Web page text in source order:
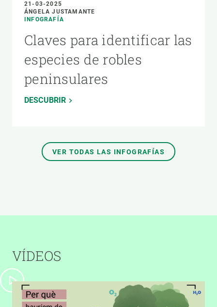
21-03-2025
ÁNGELA JUSTAMANTE
INFOGRAFÍA
Claves para identificar las
especies de robles
peninsulares
DESCUBRIR
VER TODAS LAS INFOGRAFÍAS
VÍDEOS